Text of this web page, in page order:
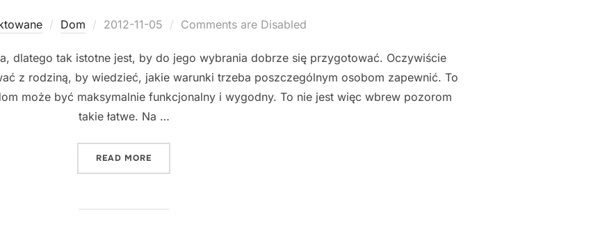
Dom
Posted
2012-11-05 Comments are Disabled
dlatego tak istotne jest, by do jego wybrania dobrze się przygotować. Oczywiście
z rodziną, by wiedzieć, jakie warunki trzeba poszczególnym osobom zapewnić. To
może być maksymalnie funkcjonalny i wygodny. To nie jest więc wbrew pozorom
takie łatwe. Na …
READ MORE